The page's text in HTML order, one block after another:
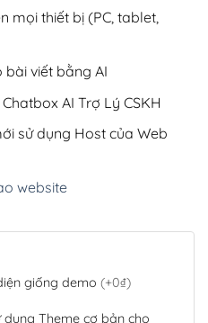
mọi thiết bị (PC, tablet,
viết bằng AI
AI Trợ Lý CSKH
sử dụng Host của Web
website
giống demo (+0₫)
Theme cơ bản cho